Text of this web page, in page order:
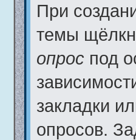
При
темы
опрос под
закладки
опросов.